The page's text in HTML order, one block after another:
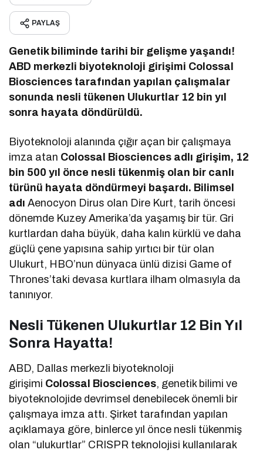
PAYLAŞ
Genetik biliminde tarihi bir gelişme yaşandı!
ABD merkezli biyoteknoloji girişimi Colossal
Biosciences tarafından yapılan çalışmalar
sonunda nesli tükenen Ulukurtlar 12 bin yıl
sonra hayata döndürüldü.
Biyoteknoloji alanında çığır açan bir çalışmaya
imza atan Colossal Biosciences adlı girişim, 12
bin 500 yıl önce nesli tükenmiş olan bir canlı
türünü hayata döndürmeyi başardı. Bilimsel
adıAenocyon Dirus olan Dire Kurt, tarih öncesi
dönemde Kuzey Amerika’da yaşamış bir tür. Gri
kurtlardan daha büyük, daha kalın kürklü ve daha
güçlü çene yapısına sahip yırtıcı bir tür olan
Ulukurt, HBO’nun dünyaca ünlü dizisi Game of
Thrones’taki devasa kurtlara ilham olmasıyla da
tanınıyor.
Nesli Tükenen Ulukurtlar 12 Bin Yıl
Sonra Hayatta!
ABD, Dallas merkezli biyoteknoloji
girişimi Colossal Biosciences, genetik bilimi ve
biyoteknolojide devrimsel denebilecek önemli bir
çalışmaya imza attı. Şirket tarafından yapılan
açıklamaya göre, binlerce yıl önce nesli tükenmiş
olan “ulukurtlar” CRISPR teknolojisi kullanılarak